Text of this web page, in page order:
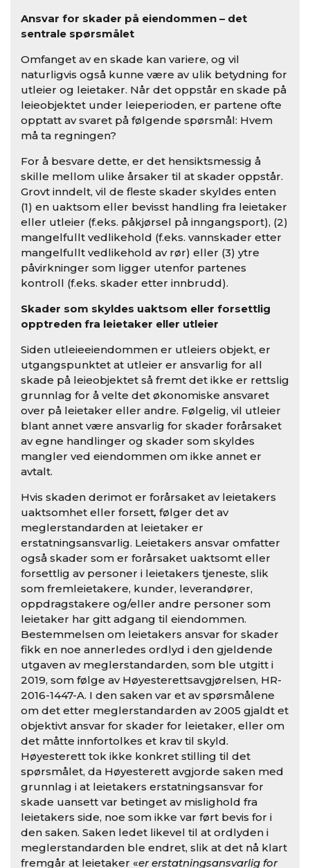
Ansvar for skader på eiendommen – det
sentrale spørsmålet
Omfanget av en skade kan variere, og vil
naturligvis også kunne være av ulik betydning for
utleier og leietaker. Når det oppstår en skade på
leieobjektet under leieperioden, er partene ofte
opptatt av svaret på følgende spørsmål: Hvem
må ta regningen?
For å besvare dette, er det hensiktsmessig å
skille mellom ulike årsaker til at skader oppstår.
Grovt inndelt, vil de fleste skader skyldes enten
(1) en uaktsom eller bevisst handling fra leietaker
eller utleier (f.eks. påkjørsel på inngangsport), (2)
mangelfullt vedlikehold (f.eks. vannskader etter
mangelfullt vedlikehold av rør) eller (3) ytre
påvirkninger som ligger utenfor partenes
kontroll (f.eks. skader etter innbrudd).
Skader som skyldes uaktsom eller forsettlig
opptreden fra leietaker eller utleier
Siden utleieeiendommen er utleiers objekt, er
utgangspunktet at utleier er ansvarlig for all
skade på leieobjektet så fremt det ikke er rettslig
grunnlag for å velte det økonomiske ansvaret
over på leietaker eller andre. Følgelig, vil utleier
blant annet være ansvarlig for skader forårsaket
av egne handlinger og skader som skyldes
mangler ved eiendommen om ikke annet er
avtalt.
Hvis skaden derimot er forårsaket av leietakers
uaktsomhet eller forsett, følger det av
meglerstandarden at leietaker er
erstatningsansvarlig. Leietakers ansvar omfatter
også skader som er forårsaket uaktsomt eller
forsettlig av personer i leietakers tjeneste, slik
som fremleietakere, kunder, leverandører,
oppdragstakere og/eller andre personer som
leietaker har gitt adgang til eiendommen.
Bestemmelsen om leietakers ansvar for skader
fikk en noe annerledes ordlyd i den gjeldende
utgaven av meglerstandarden, som ble utgitt i
2019, som følge av Høyesterettsavgjørelsen, HR-
2016-1447-A. I den saken var et av spørsmålene
om det etter meglerstandarden av 2005 gjaldt et
objektivt ansvar for skader for leietaker, eller om
det måtte innfortolkes et krav til skyld.
Høyesterett tok ikke konkret stilling til det
spørsmålet, da Høyesterett avgjorde saken med
grunnlag i at leietakers erstatningsansvar for
skade uansett var betinget av mislighold fra
leietakers side, noe som ikke var ført bevis for i
den saken. Saken ledet likevel til at ordlyden i
meglerstandarden ble endret, slik at det nå klart
fremgår at leietaker «er erstatningsansvarlig for